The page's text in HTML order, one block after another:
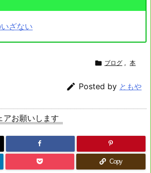
いざない
 ブログ , 本
 Posted by ともや
アお願いします
Copy